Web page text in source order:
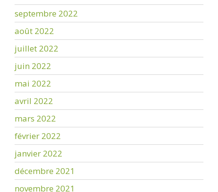
septembre 2022
août 2022
juillet 2022
juin 2022
mai 2022
avril 2022
mars 2022
février 2022
janvier 2022
décembre 2021
novembre 2021